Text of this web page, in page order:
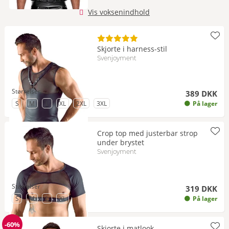
Vis voksenindhold
Skjorte i harness-stil
Svenjoyment
389 DKK
På lager
Størrelser
til Størrelse
S til Størrelse
M til Størrelse
til Størrelse
XL til Størrelse
2XL til Størrelse
3XL
Crop top med justerbar strop
under brystet
Svenjoyment
319 DKK
På lager
Størrelser
til Størrelse
S til Størrelse
M til Størrelse
L til Størrelse
XL
-60%